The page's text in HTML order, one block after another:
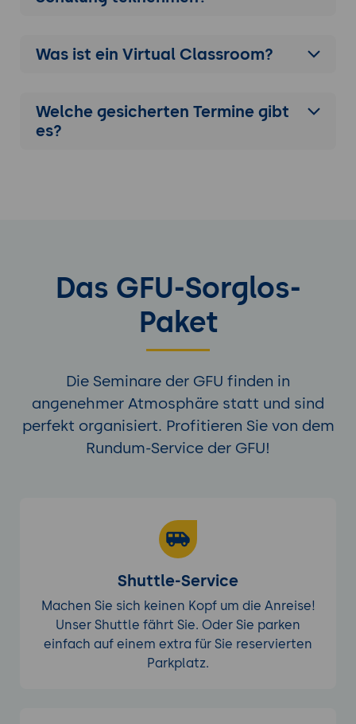
Was ist ein Virtual Classroom?
Welche gesicherten Termine gibt
es?
Das GFU-Sorglos-
Paket
Die Seminare der GFU finden in
angenehmer Atmosphäre statt und sind
perfekt organisiert. Profitieren Sie von dem
Rundum-Service der GFU!
Shuttle-Service
Machen Sie sich keinen Kopf um die Anreise!
Unser Shuttle fährt Sie. Oder Sie parken
einfach auf einem extra für Sie reservierten
Parkplatz.